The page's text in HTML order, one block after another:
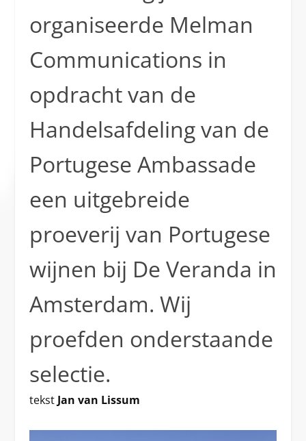
organiseerde Melman
Communications in
opdracht van de
Handelsafdeling van de
Portugese Ambassade
een uitgebreide
proeverij van Portugese
wijnen bij De Veranda in
Amsterdam. Wij
proefden onderstaande
selectie.
tekst Jan van Lissum